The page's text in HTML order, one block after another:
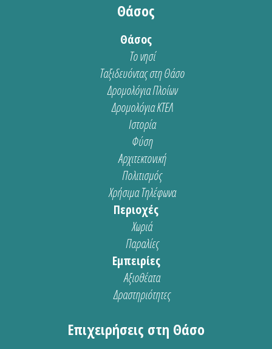
Θάσος
Θάσος
Το νησί
Ταξιδευόντας στη Θάσο
Δρομολόγια Πλοίων
Δρομολόγια ΚΤΕΛ
Ιστορία
Φύση
Αρχιτεκτονική
Πολιτισμός
Χρήσιμα Τηλέφωνα
Περιοχές
Χωριά
Παραλίες
Εμπειρίες
Αξιοθέατα
Δραστηριότητες
Επιχειρήσεις στη Θάσο